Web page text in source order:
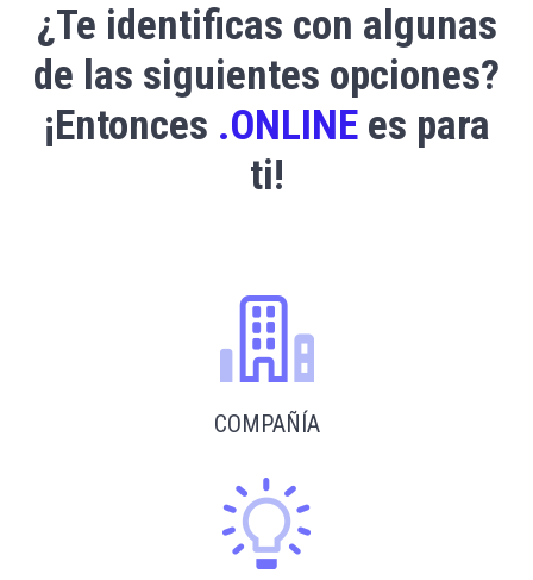
¿Te identificas con algunas
de las siguientes opciones?
¡Entonces .ONLINEes para
ti!
COMPAÑÍA